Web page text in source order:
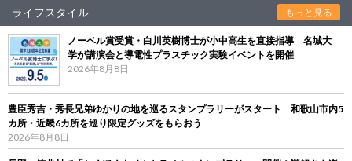
ライフスタイル もっと見る
ノーベル賞受賞・白川英樹博士が小中高生を直接指導 名城大
学が講演会と導電性プラスチック実験イベントを開催
2026年8月8日
豊臣秀吉・秀長兄弟ゆかりの地を巡るスタンプラリーがスタート 和歌山市内5
カ所・近畿6カ所を巡り限定グッズをもらおう
2026年8月8日